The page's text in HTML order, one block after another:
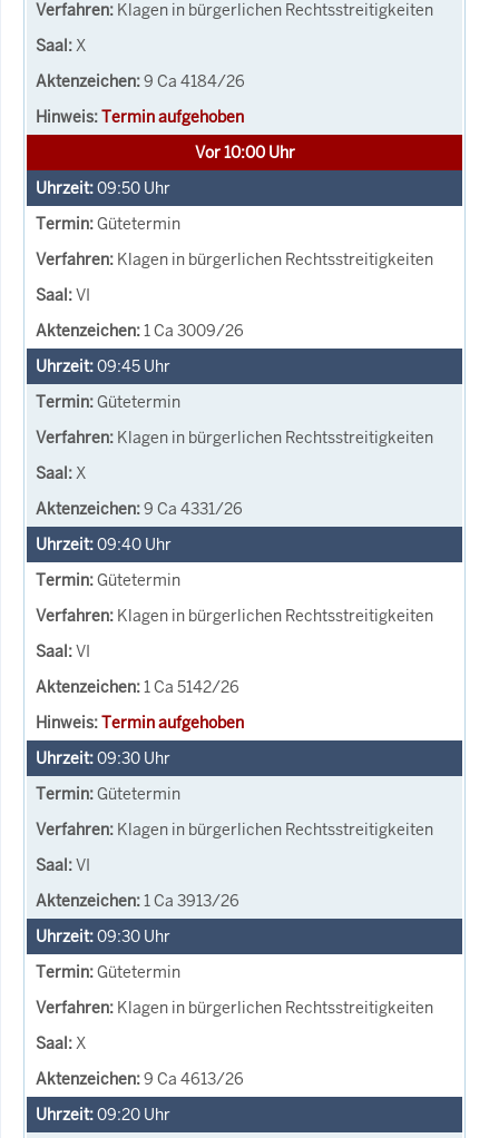
Klagen in bürgerlichen Rechtsstreitigkeiten
X
9 Ca 4184/26
Termin aufgehoben
Vor 10:00 Uhr
09:50 Uhr
Gütetermin
Klagen in bürgerlichen Rechtsstreitigkeiten
VI
1 Ca 3009/26
09:45 Uhr
Gütetermin
Klagen in bürgerlichen Rechtsstreitigkeiten
X
9 Ca 4331/26
09:40 Uhr
Gütetermin
Klagen in bürgerlichen Rechtsstreitigkeiten
VI
1 Ca 5142/26
Termin aufgehoben
09:30 Uhr
Gütetermin
Klagen in bürgerlichen Rechtsstreitigkeiten
VI
1 Ca 3913/26
09:30 Uhr
Gütetermin
Klagen in bürgerlichen Rechtsstreitigkeiten
X
9 Ca 4613/26
09:20 Uhr